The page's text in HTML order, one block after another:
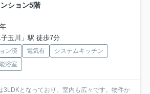
ション5階
玉川」駅 徒歩7分
ン済 電気有
システムキッチン
浴室
3LDKとなっており、室内も広々です。物件か